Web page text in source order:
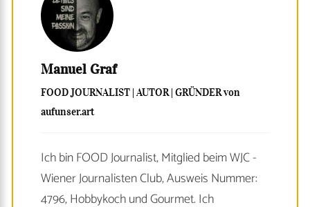
Manuel Graf
FOOD JOURNALIST | AUTOR | GRÜNDER von
aufunser.art
Ich bin FOOD Journalist, Mitglied beim WJC -
Wiener Journalisten Club, Ausweis Nummer:
4796, Hobbykoch und Gourmet. Ich